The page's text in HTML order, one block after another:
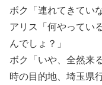
ボク「連れてきてい
アリス「何やってい
んでしょ？」
ボク「いや、全然来
時の目的地、埼玉県